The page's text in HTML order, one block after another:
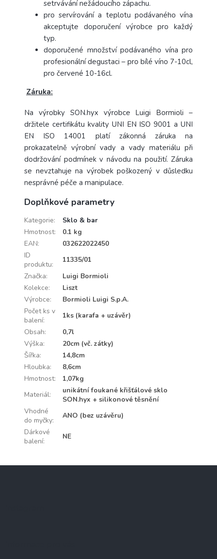
setrvávání nežádoucího zápachu.
pro servírování a teplotu podávaného vína
akceptujte doporučení výrobce pro každý
typ.
doporučené množství podávaného vína pro
profesionální degustaci – pro bílé víno 7-10cl,
pro červené 10-16cl.
Záruka:
Na výrobky SON.hyx výrobce Luigi Bormioli –
držitele certifikátu kvality UNI EN ISO 9001 a UNI
EN ISO 14001 platí zákonná záruka na
prokazatelně výrobní vady a vady materiálu při
dodržování podmínek v návodu na použití. Záruka
se nevztahuje na výrobek poškozený v důsledku
nesprávné péče a manipulace.
Doplňkové parametry
Kategorie:
Sklo & bar
Hmotnost:
0.1 kg
EAN:
032622022450
ID
produktu:
11335/01
Značka:
Luigi Bormioli
Kolekce:
Liszt
Výrobce:
Bormioli Luigi S.p.A.
Počet ks v
balení:
1ks (karafa + uzávěr)
Obsah:
0,7l
Výška:
20cm (vč. zátky)
Šířka:
14,8cm
Hloubka:
8,6cm
Hmotnost:
1,07kg
Materiál:
unikátní foukané křišťálové sklo
SON.hyx + silikonové těsnění
Vhodné
do myčky:
ANO (bez uzávěru)
Dárkové
balení:
NE
Z